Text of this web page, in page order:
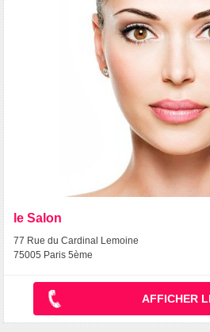
le Salon
77 Rue du Cardinal Lemoine
75005 Paris 5ème
AFFICHER